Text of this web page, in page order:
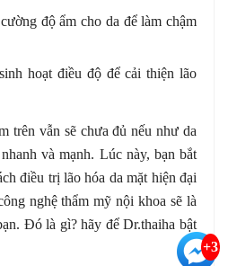
độ ẩm cho da để làm chậm
hoạt điều độ để cải thiện lão
trên vẫn sẽ chưa đủ nếu như da
và mạnh. Lúc này, bạn bắt
điều trị lão hóa da mặt hiện đại
nghệ thẩm mỹ nội khoa sẽ là
Đó là gì? hãy để Dr.thaiha bật
+3